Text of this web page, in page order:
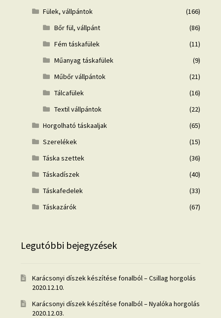
Fülek, vállpántok
(166)
Bőr fül, vállpánt
(86)
Fém táskafülek
(11)
Műanyag táskafülek
(9)
Műbőr vállpántok
(21)
Tálcafülek
(16)
Textil vállpántok
(22)
Horgolható táskaaljak
(65)
Szerelékek
(15)
Táska szettek
(36)
Táskadíszek
(40)
Táskafedelek
(33)
Táskazárók
(67)
Legutóbbi bejegyzések
Karácsonyi díszek készítése fonalból – Csillag horgolás
2020.12.10.
Karácsonyi díszek készítése fonalból – Nyalóka horgolás
2020.12.03.